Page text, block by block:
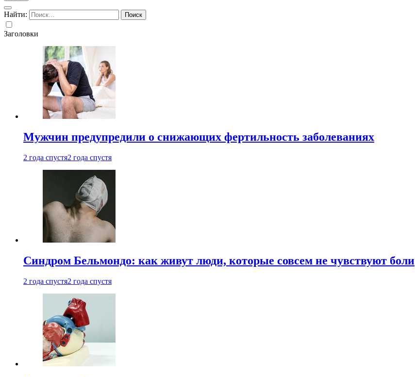
Найти:
Заголовки
Мужчин предупредили о снижающих фертильность заболеваниях
2 года спустя2 года спустя
Синдром Бельмондо: как живут люди, которые совсем не чувствуют боли
2 года спустя2 года спустя